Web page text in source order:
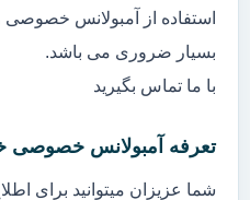
استفاده از آمبولانس
بسیار ضروری می باشد.
با ما تماس بگیرید
تعرفه آمبولانس خصوصی
شما عزیزان میتوانید برای